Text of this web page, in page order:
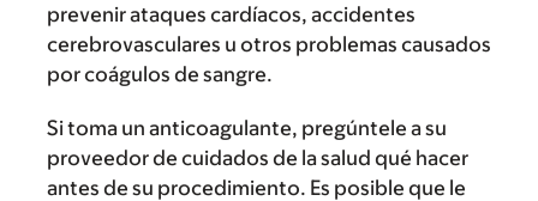
prevenir ataques cardíacos, accidentes
cerebrovasculares u otros problemas causados
por coágulos de sangre.
Si toma un anticoagulante, pregúntele a su
proveedor de cuidados de la salud qué hacer
antes de su procedimiento. Es posible que le